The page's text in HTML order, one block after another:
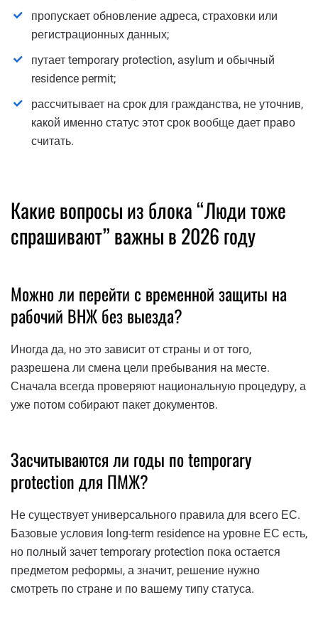
пропускает обновление адреса, страховки или
регистрационных данных;
путает temporary protection, asylum и обычный
residence permit;
рассчитывает на срок для гражданства, не уточнив,
какой именно статус этот срок вообще дает право
считать.
Какие вопросы из блока “Люди тоже
спрашивают” важны в 2026 году
Можно ли перейти с временной защиты на
рабочий ВНЖ без выезда?
Иногда да, но это зависит от страны и от того,
разрешена ли смена цели пребывания на месте.
Сначала всегда проверяют национальную процедуру, а
уже потом собирают пакет документов.
Засчитываются ли годы по temporary
protection для ПМЖ?
Не существует универсального правила для всего ЕС.
Базовые условия long-term residence на уровне ЕС есть,
но полный зачет temporary protection пока остается
предметом реформы, а значит, решение нужно
смотреть по стране и по вашему типу статуса.